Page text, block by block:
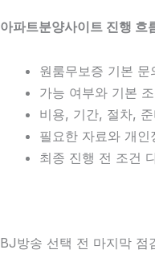
아파트분양사이트 진행
원룸무보증 기본
가능 여부와 기본
비용, 기간, 절차,
필요한 자료와 개
최종 진행 전 조건
BJ방송 선택 전 마지막 점